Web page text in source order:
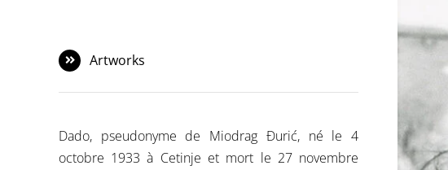
Artworks
Dado, pseudonyme de Miodrag Đurić, né le 4
octobre 1933 à Cetinje et mort le 27 novembre